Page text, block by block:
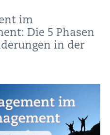
im
Die 5 Phasen
in der